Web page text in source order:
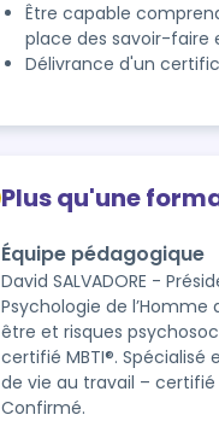
Être capable
place des savoir-faire
Délivrance d'un
Plus qu'une
Équipe pédagogique
David SALVADORE -
Psychologie de
être et risques
certifié MBTI®.
de vie au travail – certifié
Confirmé.